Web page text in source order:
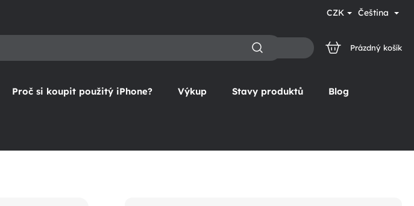
CZK Čeština
NÁKUPNÍ
Prázdný košík
Proč si koupit použitý iPhone? Výkup Stavy produktů Blog